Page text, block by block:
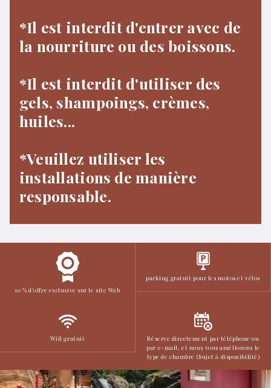
*Il est interdit d'entrer avec de
la nourriture ou des boissons.
*Il est interdit d'utiliser des
gels, shampoings, crèmes,
huiles...
*Veuillez utiliser les
installations de manière
responsable.
10 % d'offre exclusive sur le site Web
parking gratuit pour les motos et vélos
Wifi gratuit
Réserve directement par téléphone ou
par e-mail, et nous vous améliorons le
type de chambre (Sujet à disponibilité)